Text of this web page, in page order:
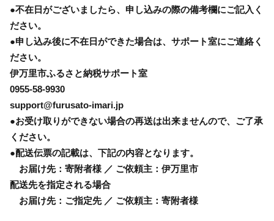
●不在日がございましたら、申し込みの際の備考欄にご記入く
ださい。
●申し込み後に不在日ができた場合は、サポート室にご連絡く
ださい。
伊万里市ふるさと納税サポート室
0955-58-9930
support@furusato-imari.jp
●お受け取りができない場合の再送は出来ませんので、ご了承
ください。
●配送伝票の記載は、下記の内容となります。
お届け先：寄附者様 ／ ご依頼主：伊万里市
配送先を指定される場合
お届け先：ご指定先 ／ ご依頼主：寄附者様